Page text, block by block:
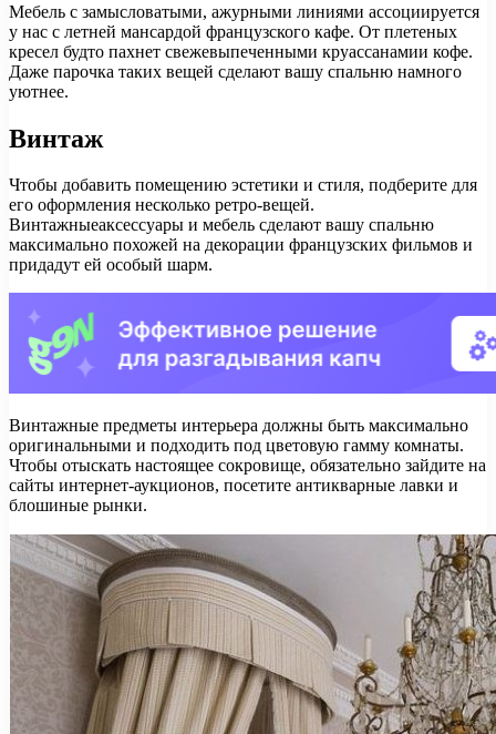
Мебель с замысловатыми, ажурными линиями ассоциируется
у нас с летней мансардой французского кафе. От плетеных
кресел будто пахнет свежевыпеченными круассанамии кофе.
Даже парочка таких вещей сделают вашу спальню намного
уютнее.
Винтаж
Чтобы добавить помещению эстетики и стиля, подберите для
его оформления несколько ретро-вещей.
Винтажныеаксессуары и мебель сделают вашу спальню
максимально похожей на декорации французских фильмов и
придадут ей особый шарм.
Винтажные предметы интерьера должны быть максимально
оригинальными и подходить под цветовую гамму комнаты.
Чтобы отыскать настоящее сокровище, обязательно зайдите на
сайты интернет-аукционов, посетите антикварные лавки и
блошиные рынки.